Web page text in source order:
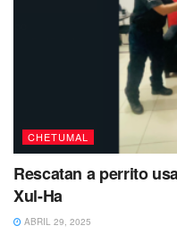
Te puede interesar Leer
CHETUMAL
Rescatan a perrito
Xul-Ha
ABRIL 29, 2025